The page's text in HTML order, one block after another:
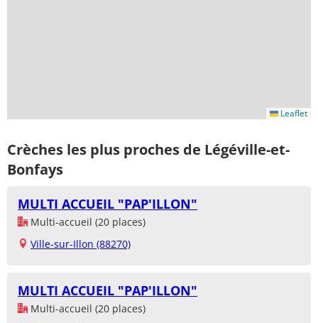
Leaflet
Crèches les plus proches de Légéville-et-
Bonfays
MULTI ACCUEIL "PAP'ILLON"
Multi-accueil (20 places)
Ville-sur-Illon (88270)
MULTI ACCUEIL "PAP'ILLON"
Multi-accueil (20 places)